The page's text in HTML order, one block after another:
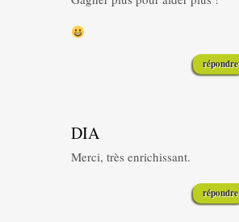
répondre
DIA
Merci, très enrichissant.
répondre